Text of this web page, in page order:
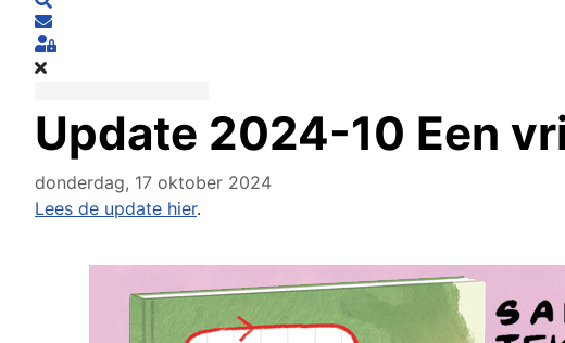
Subscribe to blog
Sign In
Update 2024-10 Een
donderdag, 17 oktober 2024
Lees de update hier.